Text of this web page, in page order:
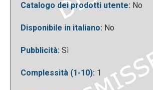
Catalogo dei prodotti utente: No
Disponibile in italiano: No
Pubblicità: Sì
Complessità (1-10): 1